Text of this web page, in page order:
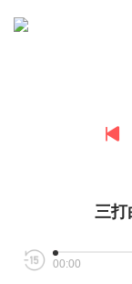
三打
00:00